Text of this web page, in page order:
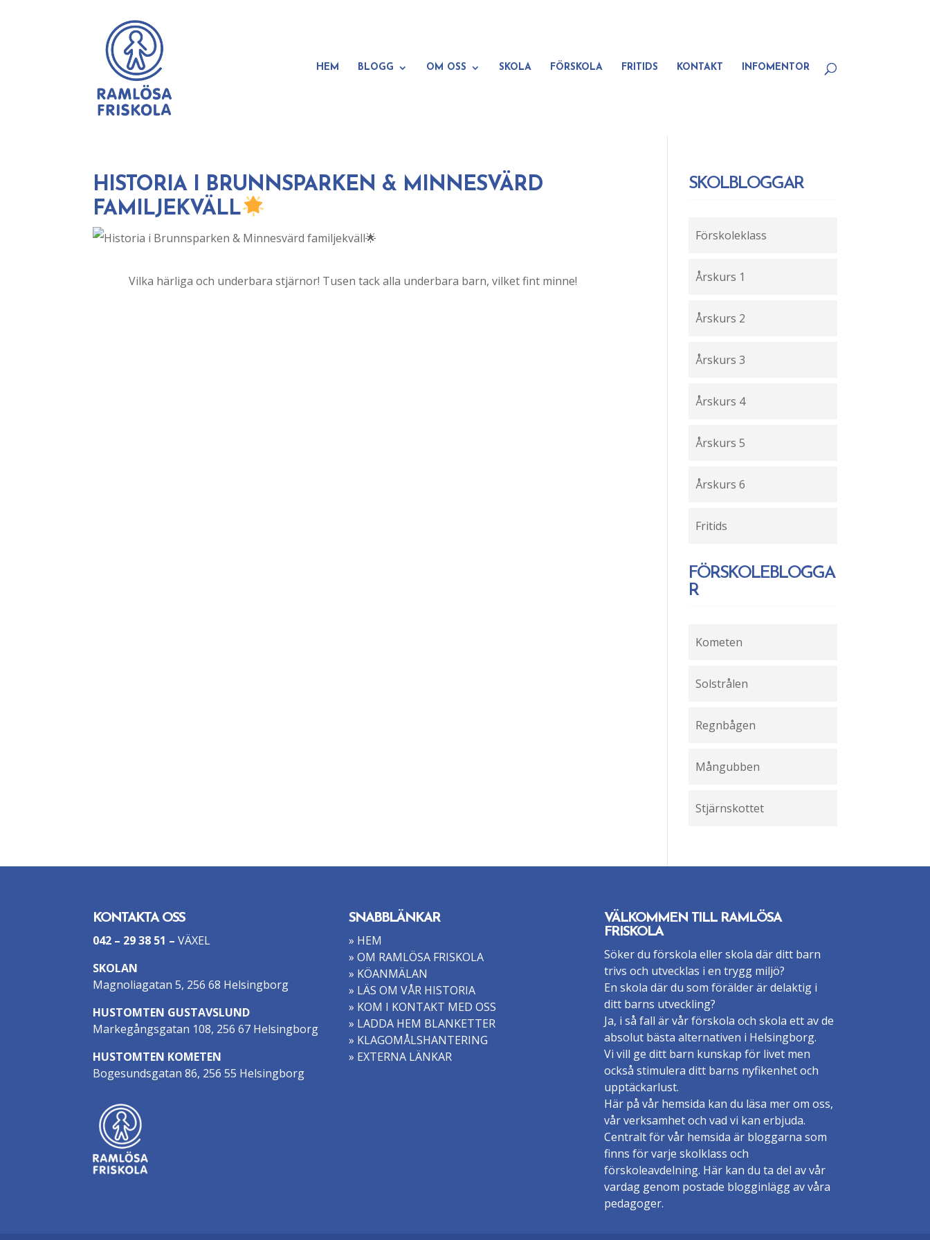
HEM BLOGG OM OSS SKOLA FÖRSKOLA FRITIDS KONTAKT INFOMENTOR
HISTORIA I BRUNNSPARKEN & MINNESVÄRD
FAMILJEKVÄLL
Vilka härliga och underbara stjärnor! Tusen tack alla underbara barn, vilket fint minne!
SKOLBLOGGAR
Förskoleklass
Årskurs 1
Årskurs 2
Årskurs 3
Årskurs 4
Årskurs 5
Årskurs 6
Fritids
FÖRSKOLEBLOGGA
R
Kometen
Solstrålen
Regnbågen
Mångubben
Stjärnskottet
KONTAKTA OSS
042 – 29 38 51 –VÄXEL
SKOLAN
Magnoliagatan 5, 256 68 Helsingborg
HUSTOMTEN GUSTAVSLUND
Markegångsgatan 108, 256 67 Helsingborg
HUSTOMTEN KOMETEN
Bogesundsgatan 86, 256 55 Helsingborg
SNABBLÄNKAR
» HEM
» OM RAMLÖSA FRISKOLA
» KÖANMÄLAN
» LÄS OM VÅR HISTORIA
» KOM I KONTAKT MED OSS
» LADDA HEM BLANKETTER
» KLAGOMÅLSHANTERING
» EXTERNA LÄNKAR
VÄLKOMMEN TILL RAMLÖSA
FRISKOLA
Söker du förskola eller skola där ditt barn
trivs och utvecklas i en trygg miljö?
En skola där du som förälder är delaktig i
ditt barns utveckling?
Ja, i så fall är vår förskola och skola ett av de
absolut bästa alternativen i Helsingborg.
Vi vill ge ditt barn kunskap för livet men
också stimulera ditt barns nyfikenhet och
upptäckarlust.
Här på vår hemsida kan du läsa mer om oss,
vår verksamhet och vad vi kan erbjuda.
Centralt för vår hemsida är bloggarna som
finns för varje skolklass och
förskoleavdelning. Här kan du ta del av vår
vardag genom postade blogginlägg av våra
pedagoger.